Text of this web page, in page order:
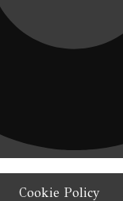
Cookie Policy